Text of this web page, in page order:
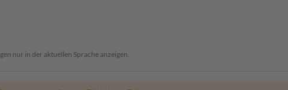
nur in der aktuellen Sprache anzeigen.